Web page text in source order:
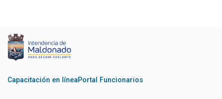
Capacitación en líneaPortal Funcionarios